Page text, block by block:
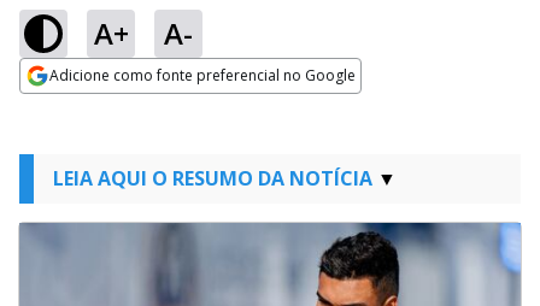
A+ A-
Adicione como fonte preferencial no Google
LEIA AQUI O RESUMO DA NOTÍCIA